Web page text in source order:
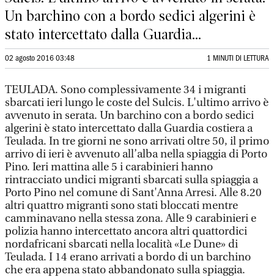
Un barchino con a bordo sedici algerini è
stato intercettato dalla Guardia...
02 agosto 2016 03:48 1 MINUTI DI LETTURA
TEULADA. Sono complessivamente 34 i migranti
sbarcati ieri lungo le coste del Sulcis. L'ultimo arrivo è
avvenuto in serata. Un barchino con a bordo sedici
algerini è stato intercettato dalla Guardia costiera a
Teulada. In tre giorni ne sono arrivati oltre 50, il primo
arrivo di ieri è avvenuto all’alba nella spiaggia di Porto
Pino. Ieri mattina alle 5 i carabinieri hanno
rintracciato undici migranti sbarcati sulla spiaggia a
Porto Pino nel comune di Sant'Anna Arresi. Alle 8.20
altri quattro migranti sono stati bloccati mentre
camminavano nella stessa zona. Alle 9 carabinieri e
polizia hanno intercettato ancora altri quattordici
nordafricani sbarcati nella località «Le Dune» di
Teulada. I 14 erano arrivati a bordo di un barchino
che era appena stato abbandonato sulla spiaggia.